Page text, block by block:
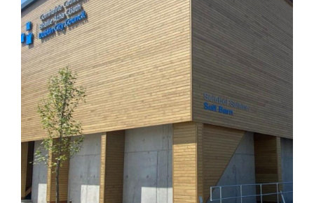
Accoya Modified Wood for
Facades